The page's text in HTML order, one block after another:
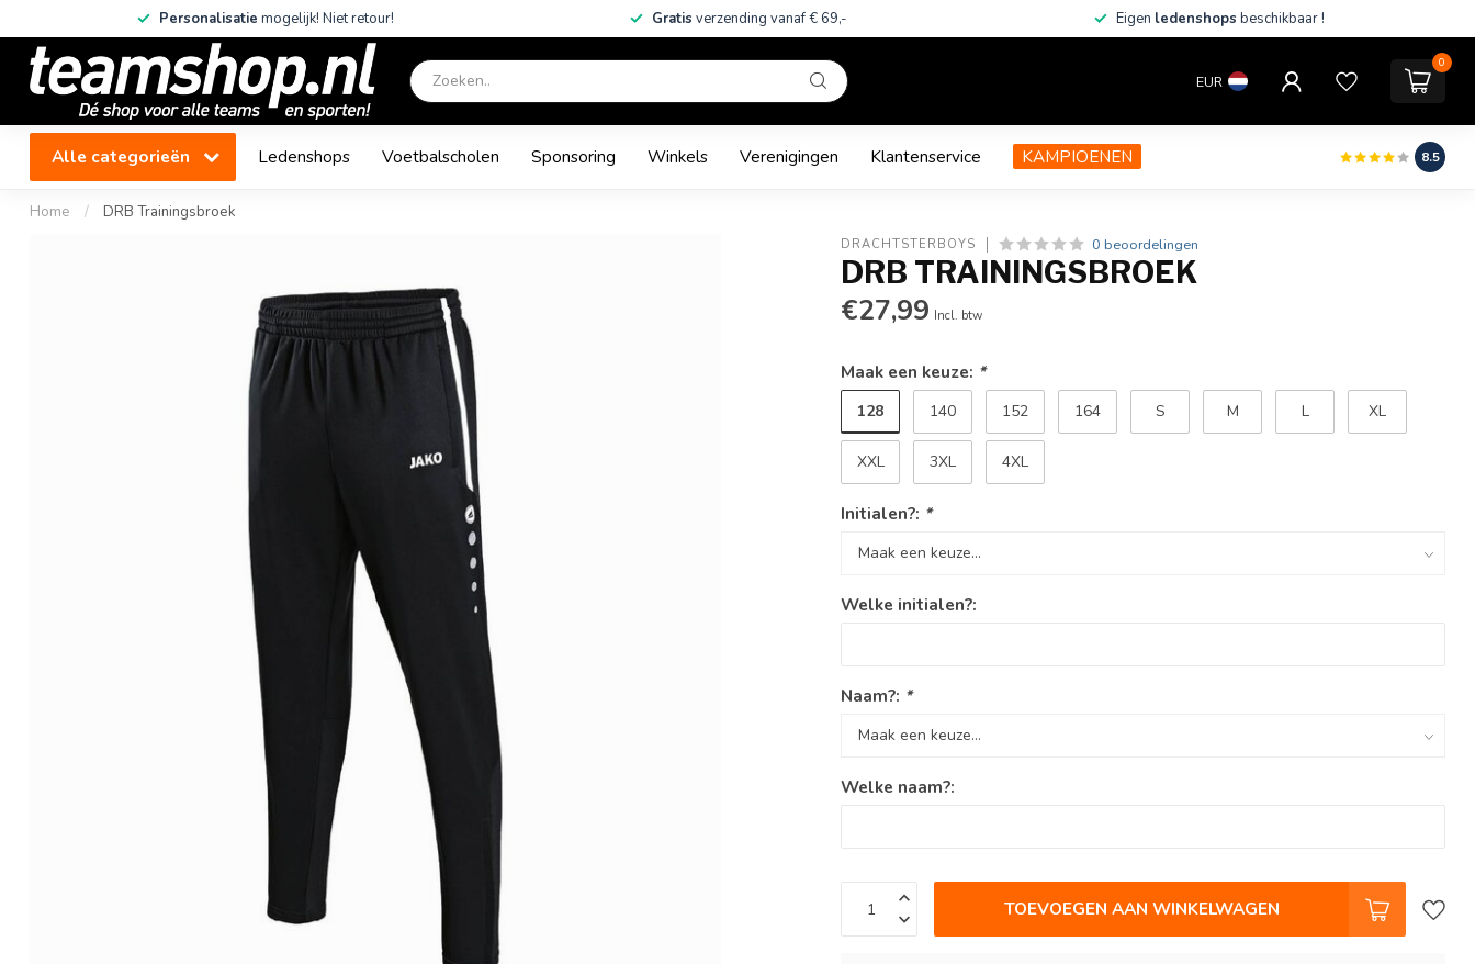
Personalisatie mogelijk! Niet retour! Gratis verzending vanaf € 69,- Eigen ledenshops beschikbaar !
EUR
0
Alle categorieën Ledenshops Voetbalscholen Sponsoring Winkels Verenigingen Klantenservice KAMPIOENEN 8.5
Home / DRB Trainingsbroek
DRACHTSTERBOYS 0 beoordelingen
DRB TRAININGSBROEK
€27,99 Incl. btw
Maak een keuze: *
128 140 152 164 S M L XL
XXL 3XL 4XL
Initialen?: *
Welke initialen?:
Naam?: *
Welke naam?:
TOEVOEGEN AAN WINKELWAGEN